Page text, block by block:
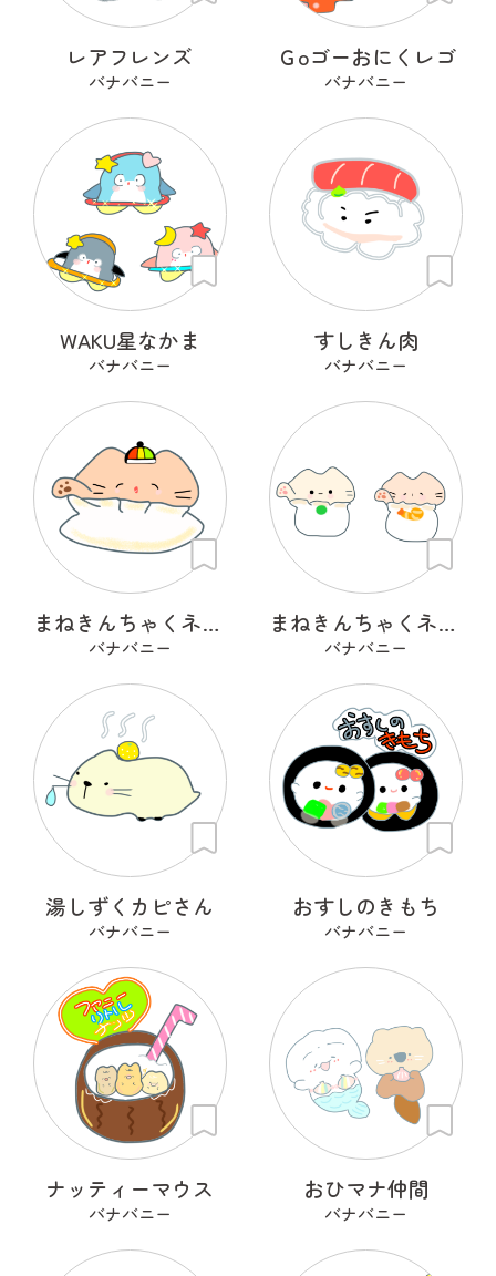
レアフレンズ
バナバニー
Ｇoゴーおにくレゴ
バナバニー
WAKU星なかま
バナバニー
すしきん肉
バナバニー
まねきんちゃくネコ（餃子巾着）
バナバニー
まねきんちゃくネコ（シュウマイ巾着）
バナバニー
湯しずくカピさん
バナバニー
おすしのきもち
バナバニー
ナッティーマウス
バナバニー
おひマナ仲間
バナバニー